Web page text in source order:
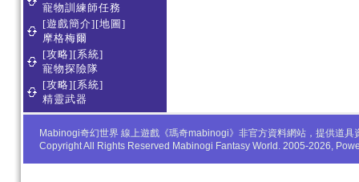
寵物訓練師任務
[遊戲簡介][地圖]
摩格梅爾
[攻略][系統]
寵物探險隊
[攻略][系統]
精靈武器
Mabinogi奇幻世界 線上遊戲《瑪奇mabinogi》非官方資料網站，提供道
Copyright All Rights Reserved Mabinogi Fantasy World. 2005-2026,